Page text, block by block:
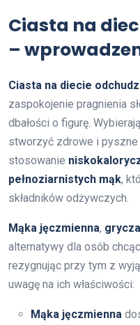
Ciasta na
–
Ciasta na diecie
zaspokojenie pragnienia
dbałości o figurę.
stworzyć zdrowe i
stosowanie
pełnoziarnistych mąk,
składników odżywczych.
Mąka jęczmienna,
alternatywy dla osób
rezygnując przy tym z
uwagę na ich właściwości:
Mąka jęczmienna